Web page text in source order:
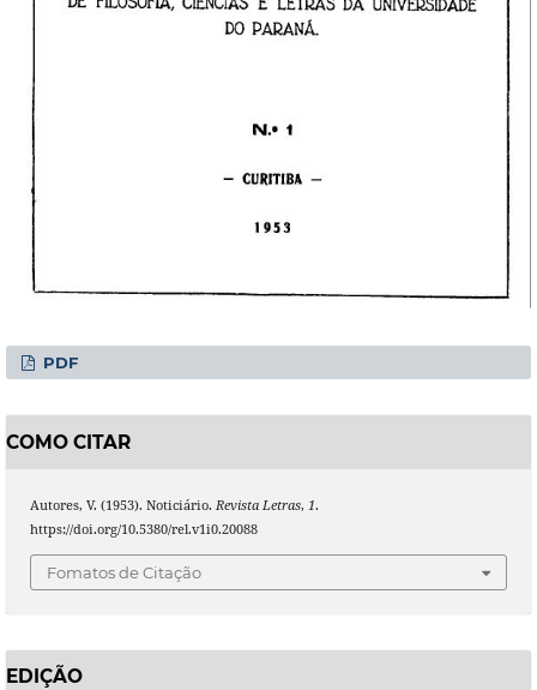
PDF
COMO CITAR
Autores, V. (1953). Noticiário. Revista Letras, 1.
https://doi.org/10.5380/rel.v1i0.20088
Fomatos de Citação
EDIÇÃO